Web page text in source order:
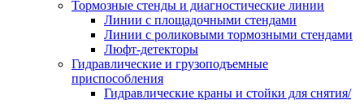
Тормозные стенды и диагностические линии
Линии с площадочными стендами
Линии с роликовыми тормозными стендами
Люфт-детекторы
Гидравлические и грузоподъемные
приспособления
Гидравлические краны и стойки для снятия/